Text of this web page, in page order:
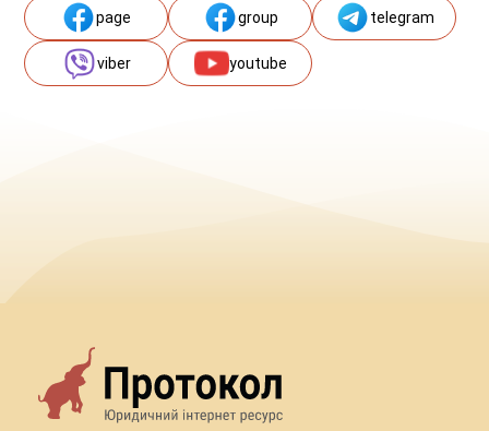
page group telegram
viber youtube